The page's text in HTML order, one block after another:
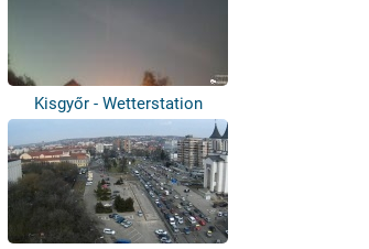
Kisgyőr - Wetterstation